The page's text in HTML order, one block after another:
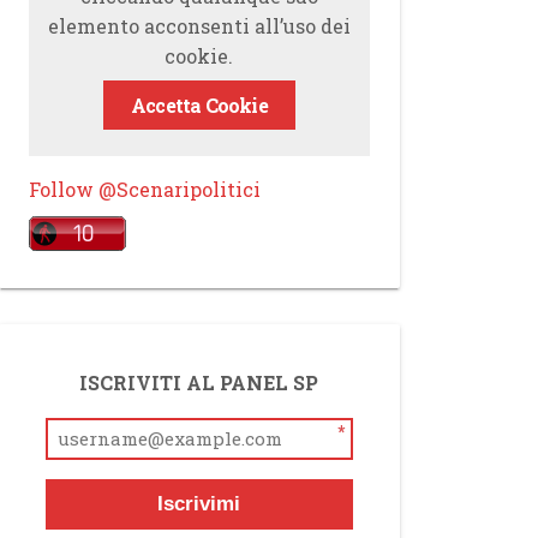
elemento acconsenti all’uso dei
cookie.
Accetta Cookie
Follow @Scenaripolitici
ISCRIVITI AL PANEL SP
*
Iscrivimi